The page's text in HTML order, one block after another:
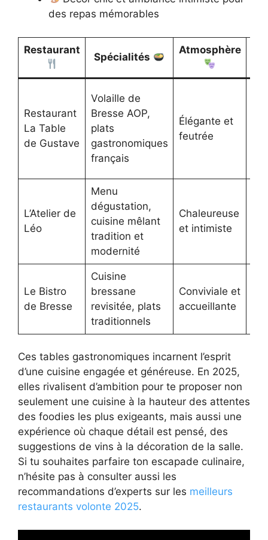
des repas mémorables
Restaurant
Spécialités
Atmosphère
Restaurant
La Table
de Gustave
Volaille de
Bresse AOP,
plats
gastronomiques
français
Élégante et
feutrée
L’Atelier de
Léo
Menu
dégustation,
cuisine mêlant
tradition et
modernité
Chaleureuse
et intimiste
Le Bistro
de Bresse
Cuisine
bressane
revisitée, plats
traditionnels
Conviviale et
accueillante
Ces tables gastronomiques incarnent l’esprit
d’une cuisine engagée et généreuse. En 2025,
elles rivalisent d’ambition pour te proposer non
seulement une cuisine à la hauteur des attentes
des foodies les plus exigeants, mais aussi une
expérience où chaque détail est pensé, des
suggestions de vins à la décoration de la salle.
Si tu souhaites parfaire ton escapade culinaire,
n’hésite pas à consulter aussi les
recommandations d’experts sur les meilleurs
restaurants volonte 2025.